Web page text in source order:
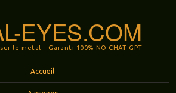
EYES.COM
le metal – Garanti 100% NO CHAT GPT
Accueil